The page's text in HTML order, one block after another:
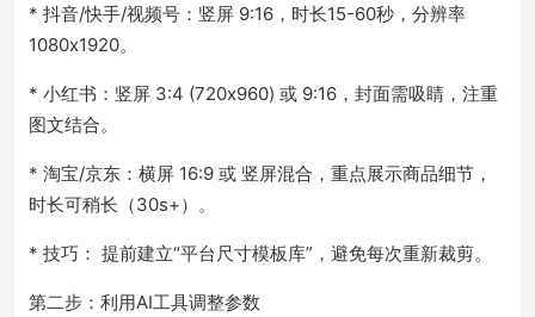
* 抖音/快手/视频号：竖屏 9:16，时长15-60秒，分辨率
1080x1920。
* 小红书：竖屏 3:4 (720x960) 或 9:16，封面需吸睛，注重
图文结合。
* 淘宝/京东：横屏 16:9 或 竖屏混合，重点展示商品细节，
时长可稍长（30s+）。
* 技巧： 提前建立“平台尺寸模板库”，避免每次重新裁剪。
第二步：利用AI工具调整参数